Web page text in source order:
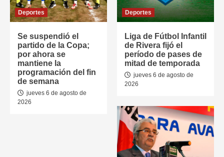
Deportes
Se suspendió el
partido de la Copa;
por ahora se
mantiene la
programación del fin
de semana
jueves 6 de agosto de
2026
Deportes
Liga de Fútbol Infantil
de Rivera fijó el
período de pases de
mitad de temporada
jueves 6 de agosto de
2026